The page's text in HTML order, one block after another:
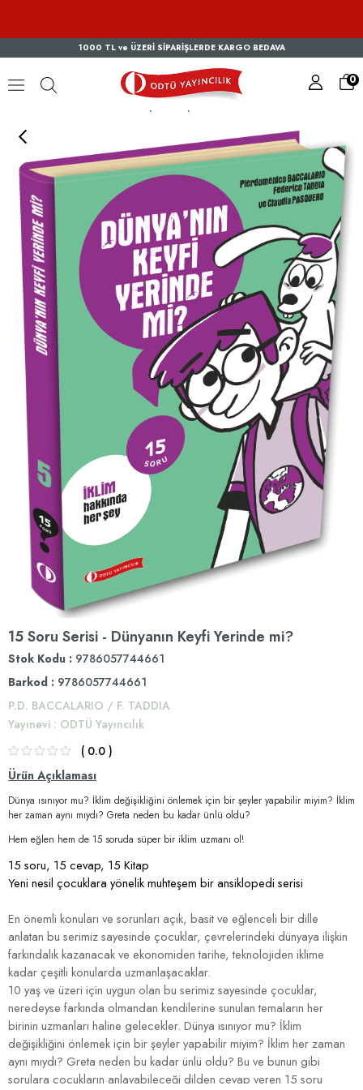
1000 TL ve ÜZERİ SİPARİŞLERDE KARGO BEDAVA
0
15 Soru Serisi - Dünyanın Keyfi Yerinde mi?
Stok Kodu
9786057744661
Barkod : 9786057744661
P.D. BACCALARIO / F. TADDIA
Yayınevi : ODTÜ Yayıncılık
0.0
Ürün Açıklaması
Dünya ısınıyor mu? İklim değişikliğini önlemek için bir şeyler yapabilir miyim? İklim
her zaman aynı mıydı? Greta neden bu kadar ünlü oldu?
Hem eğlen hem de 15 soruda süper bir iklim uzmanı ol!
15 soru, 15 cevap, 15 Kitap
Yeni nesil çocuklara yönelik muhteşem bir ansiklopedi serisi
En önemli konuları ve sorunları açık, basit ve eğlenceli bir dille
anlatan bu serimiz sayesinde çocuklar, çevrelerindeki dünyaya ilişkin
farkındalık kazanacak ve ekonomiden tarihe, teknolojiden iklime
kadar çeşitli konularda uzmanlaşacaklar.
10 yaş ve üzeri için uygun olan bu serimiz sayesinde çocuklar,
neredeyse farkında olmandan kendilerine sunulan temaların her
birinin uzmanları haline gelecekler. Dünya ısınıyor mu? İklim
değişikliğini önlemek için bir şeyler yapabilir miyim? İklim her zaman
aynı mıydı? Greta neden bu kadar ünlü oldu? Bu ve bunun gibi
sorulara çocukların anlayabileceği dilden cevap veren 15 soru